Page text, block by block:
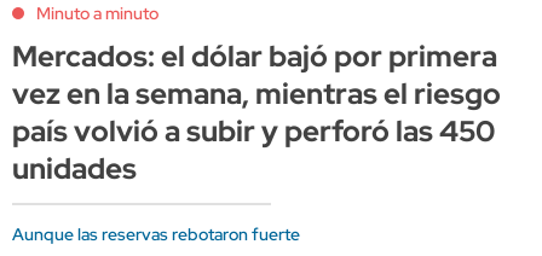
Minuto a minuto
Mercados: el dólar bajó por primera
vez en la semana, mientras el riesgo
país volvió a subir y perforó las 450
unidades
Aunque las reservas rebotaron fuerte